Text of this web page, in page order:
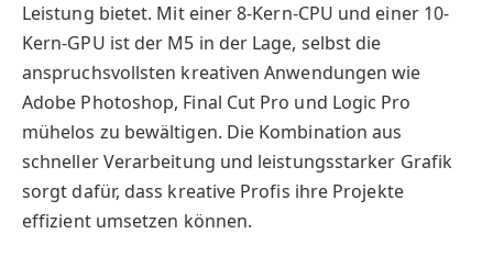
Leistung bietet. Mit einer 8-Kern-CPU und einer 10-
Kern-GPU ist der M5 in der Lage, selbst die
anspruchsvollsten kreativen Anwendungen wie
Adobe Photoshop, Final Cut Pro und Logic Pro
mühelos zu bewältigen. Die Kombination aus
schneller Verarbeitung und leistungsstarker Grafik
sorgt dafür, dass kreative Profis ihre Projekte
effizient umsetzen können.